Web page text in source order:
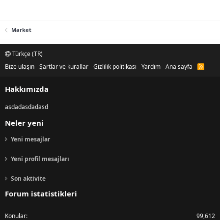
Market
Türkçe (TR)
Bize ulaşın Şartlar ve kurallar Gizlilik politikası Yardım Ana sayfa
R
S
Hakkımızda
asdadasdadasd
Neler yeni
Yeni mesajlar
Yeni profil mesajları
Son aktivite
Forum istatistikleri
Konular 99,612